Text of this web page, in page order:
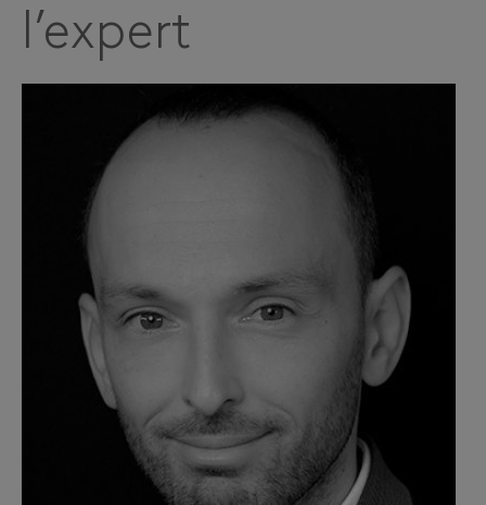
l’expert